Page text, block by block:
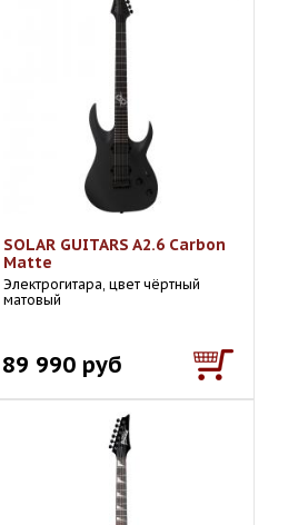
SOLAR GUITARS A2.6 Carbon
Matte
Электрогитара, цвет чёртный
матовый
89 990 руб